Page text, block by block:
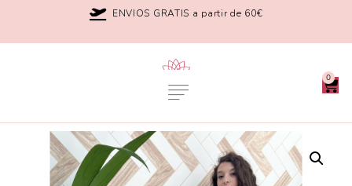
ENVIOS GRATIS a partir de 60€
0